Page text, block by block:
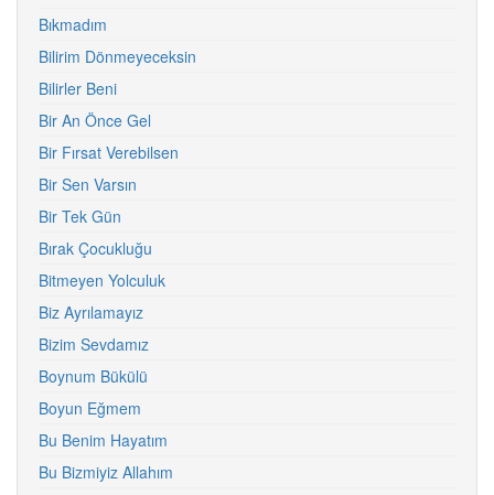
Bıkmadım
Bilirim Dönmeyeceksin
Bilirler Beni
Bir An Önce Gel
Bir Fırsat Verebilsen
Bir Sen Varsın
Bir Tek Gün
Bırak Çocukluğu
Bitmeyen Yolculuk
Biz Ayrılamayız
Bizim Sevdamız
Boynum Bükülü
Boyun Eğmem
Bu Benim Hayatım
Bu Bizmiyiz Allahım